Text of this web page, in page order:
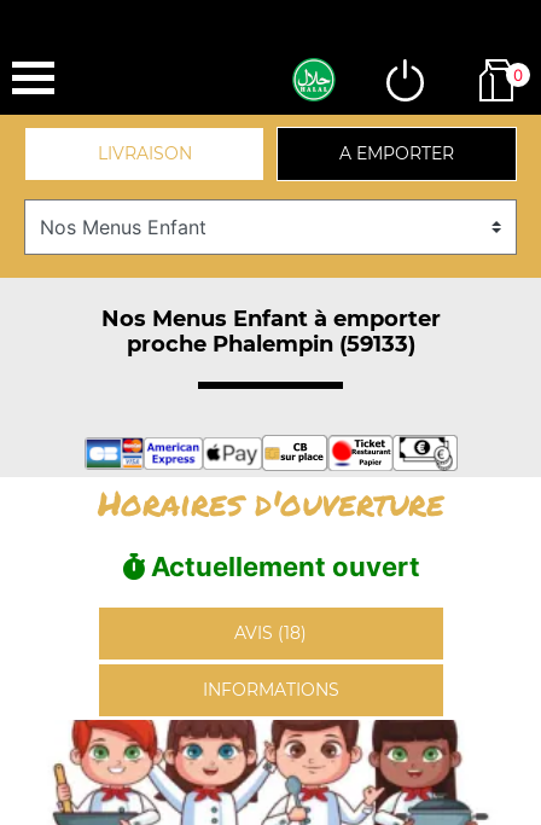
0
LIVRAISON A EMPORTER
Nos Menus Enfant à emporter
proche Phalempin (59133)
Horaires d'ouverture
Actuellement ouvert
AVIS (18)
INFORMATIONS